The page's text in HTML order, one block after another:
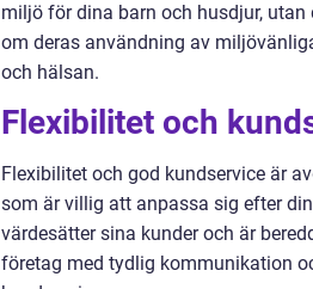
miljö för dina barn och husdjur,
om deras användning av
och hälsan.
Flexibilitet och
Flexibilitet och god kundservice är
som är villig att anpassa sig efter
värdesätter sina kunder och är
företag med tydlig kommunikation